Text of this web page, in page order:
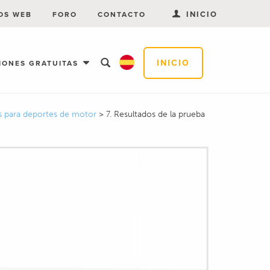
INICIO
GRATUITAS
WEB FORO CONTACTO INICIO
para deportes de motor > 7. Resultados de la prueba